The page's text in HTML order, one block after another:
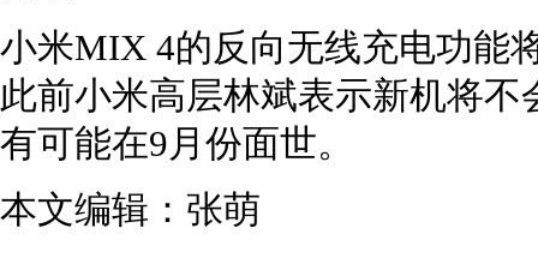
小米MIX 4的反向无线充电功能
此前小米高层林斌表示新机将
有可能在9月份面世。
本文编辑：张萌